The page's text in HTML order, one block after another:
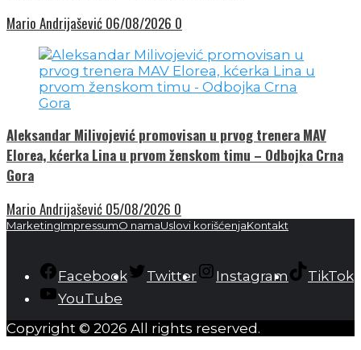
Mario Andrijašević 06/08/2026 0
Aleksandar Milivojević promovisan u prvog trenera MAV
Elorea, kćerka Lina u prvom ženskom timu – Odbojka Crna
Gora
Mario Andrijašević 05/08/2026 0
MarketingImpressumO namaUslovi korišćenjaKontakt
Facebook Twitter Instagram
TikTok
YouTube
Copyright © 2026 All rights reserved.